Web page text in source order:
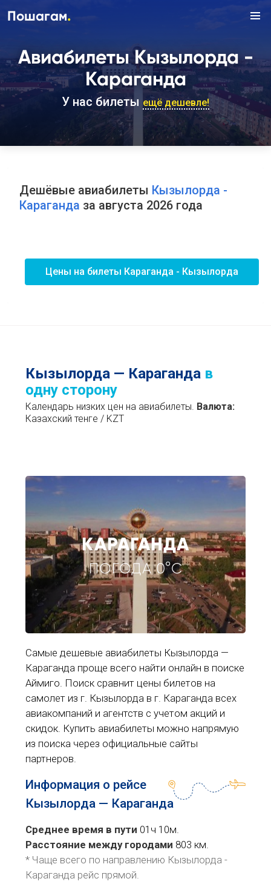
Пошагам.
Авиабилеты Кызылорда -
Караганда
У нас билеты ещё дешевле!
Дешёвые авиабилеты Кызылорда -
Караганда за августа 2026 года
Цены на билеты Караганда - Кызылорда
Кызылорда — Караганда в
одну сторону
Календарь низких цен на авиабилеты. Валюта:
Казахский тенге / KZT
КАРАГАНДА
ПОГОДА 0°C
Самые дешевые авиабилеты Кызылорда —
Караганда проще всего найти онлайн в поиске
Аймиго. Поиск сравнит цены билетов на
самолет из г. Кызылорда в г. Караганда всех
авиакомпаний и агентств с учетом акций и
скидок. Купить авиабилеты можно напрямую
из поиска через официальные сайты
партнеров.
Информация о рейсе
Кызылорда — Караганда
Среднее время в пути 01ч 10м.
Расстояние между городами 803 км.
* Чаще всего по направлению Кызылорда -
Караганда рейс прямой.